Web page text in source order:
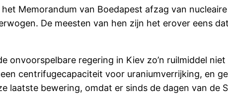
Memorandum van Boedapest afzag van
De meesten van hen zijn het erover eens
regering in Kiev zo’n ruilmiddel
centrifugecapaciteit voor uraniumverrijking, en
laatste bewering, omdat er sinds de dagen van de